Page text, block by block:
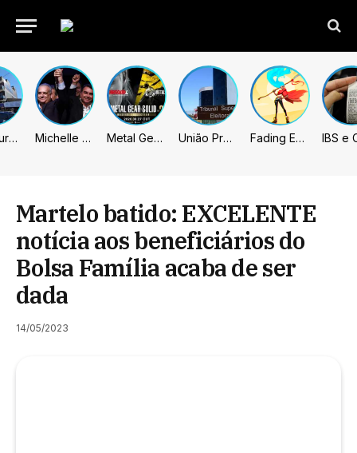
Prefeitura de Sumaré inaugura nova subsede da GCM na Área Cura Michelle celebra vice de Flávio: “Que chapa possa ser vitoriosa” Metal Gear Solid: Master Collection 2 terá legendas e menus em portugues União Progressista e PL terão mais tempo de propaganda eleitoral Fading Echo – Review
Martelo batido: EXCELENTE
notícia aos beneficiários do
Bolsa Família acaba de ser
dada
14/05/2023